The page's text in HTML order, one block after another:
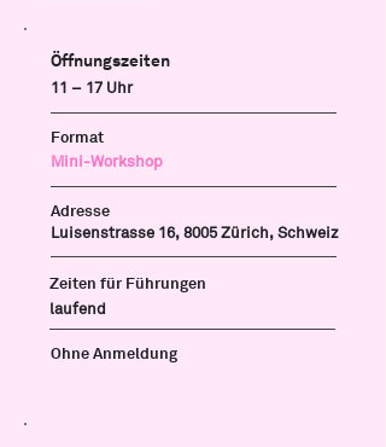
Öffnungszeiten
11 – 17 Uhr
Format
Mini-Workshop
Adresse
Luisenstrasse 16, 8005 Zürich, Schweiz
Zeiten für Führungen
laufend
Ohne Anmeldung